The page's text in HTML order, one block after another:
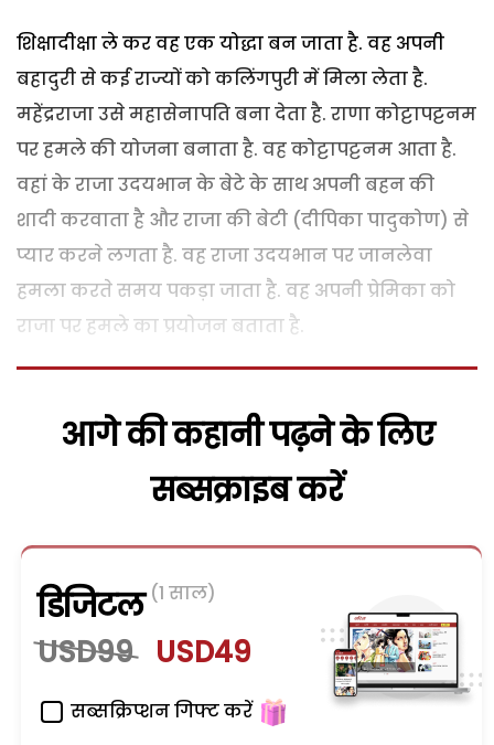
शिक्षादीक्षा ले कर वह एक योद्धा बन जाता है. वह अपनी
बहादुरी से कई राज्यों को कलिंगपुरी में मिला लेता है.
महेंद्रराजा उसे महासेनापति बना देता है. राणा कोट्टापट्टनम
पर हमले की योजना बनाता है. वह कोट्टापट्टनम आता है.
वहां के राजा उदयभान के बेटे के साथ अपनी बहन की
शादी करवाता है और राजा की बेटी (दीपिका पादुकोण) से
प्यार करने लगता है. वह राजा उदयभान पर जानलेवा
हमला करते समय पकड़ा जाता है. वह अपनी प्रेमिका को
राजा पर हमले का प्रयोजन बताता है.
आगे की कहानी पढ़ने के लिए
सब्सक्राइब करें
डिजिटल (1 साल)
USD99 USD49
सब्सक्रिप्शन गिफ्ट करें